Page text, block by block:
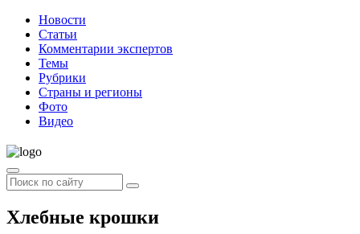
Новости
Статьи
Комментарии экспертов
Темы
Рубрики
Страны и регионы
Фото
Видео
Хлебные крошки